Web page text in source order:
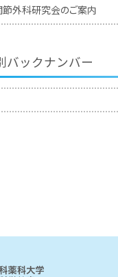
外科研究会のご案内
バックナンバー